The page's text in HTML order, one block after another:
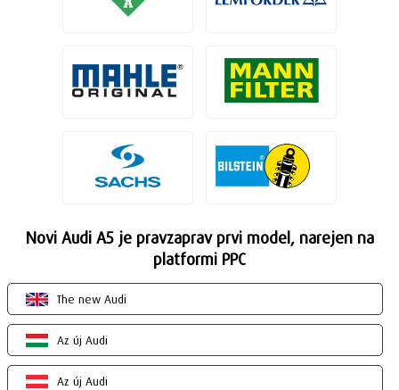
Novi Audi A5 je pravzaprav prvi model, narejen na
platformi PPC
The new Audi
Az új Audi
Az új Audi